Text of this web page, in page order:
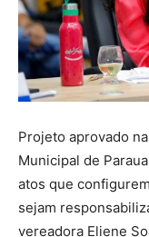
Projeto aprovado
Municipal de
atos que
sejam
vereadora Eliene